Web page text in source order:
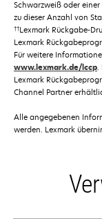
Schwarzweiß oder
zu dieser Anzahl von
††Lexmark Rückgabe-
Lexmark
Für weitere
www.lexmark.de/lccp.
Lexmark
Channel Partner
Alle angegebenen
werden. Lexmark